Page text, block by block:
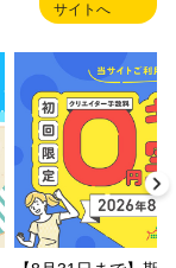
サイトへ